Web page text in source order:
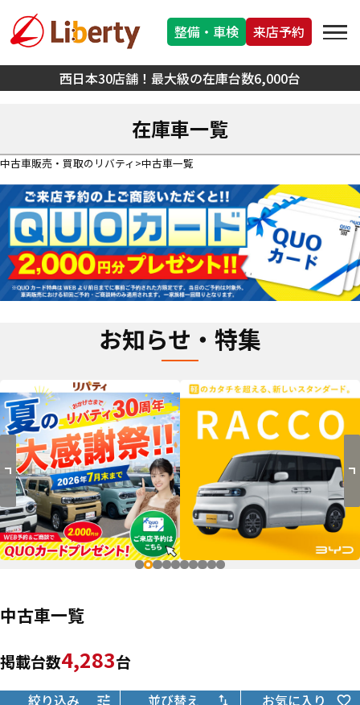
西日本30店舗！最大級の在庫台数6,000台
整備・車検 来店予約
在庫車一覧
中古車販売・買取のリバティ 中古車一覧
お知らせ・特集
中古車一覧
掲載台数4,283台
絞り込み 並び替え お気に入り